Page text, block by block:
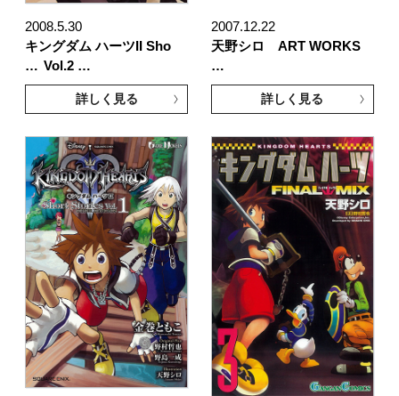
2008.5.30
キングダム ハーツII Sho
… Vol.2 …
詳しく見る
2007.12.22
天野シロ ART WORKS
…
詳しく見る